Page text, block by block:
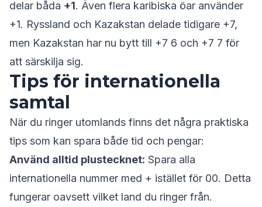
delar båda +1. Även flera karibiska öar använder
+1. Ryssland och Kazakstan delade tidigare +7,
men Kazakstan har nu bytt till +7 6 och +7 7 för
att särskilja sig.
Tips för internationella
samtal
När du ringer utomlands finns det några praktiska
tips som kan spara både tid och pengar:
Använd alltid plustecknet: Spara alla
internationella nummer med + istället för 00. Detta
fungerar oavsett vilket land du ringer från.